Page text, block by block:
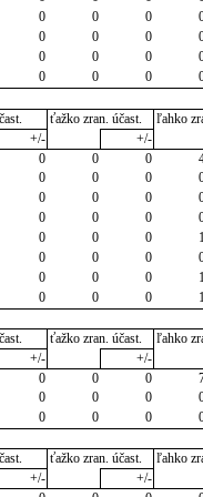
0
0 0
0
0 0
0
0 0
0
0 0
ťažko zran. účast. ľahko
+/-
+/-
0
0 0
0
0 0
0
0 0
0
0 0
0
0 0 1
0
0 0
0
0 0 1
0
0 0 1
ťažko zran. účast. ľahko
+/-
+/-
0
0 0
0
0 0
0
0 0
ťažko zran. účast. ľahko
+/-
+/-